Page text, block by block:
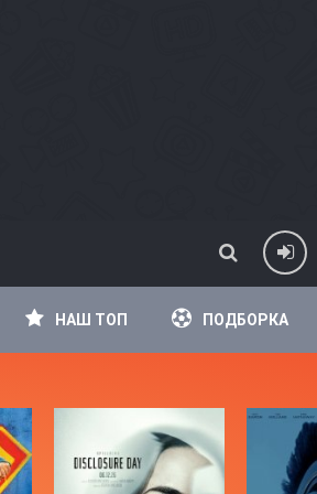
НАШ ТОП ПОДБОРКА